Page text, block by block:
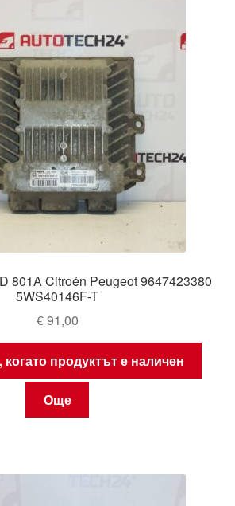
801A Citroén Peugeot 9647423380
5WS40146F-T
€91,00
продуктът е наличен
Още